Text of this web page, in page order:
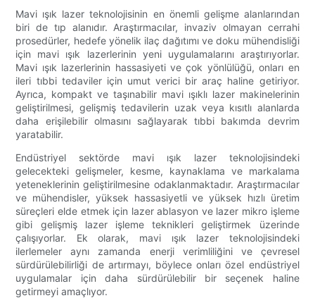
Mavi ışık lazer teknolojisinin en önemli gelişme alanlarından
biri de tıp alanıdır. Araştırmacılar, invaziv olmayan cerrahi
prosedürler, hedefe yönelik ilaç dağıtımı ve doku mühendisliği
için mavi ışık lazerlerinin yeni uygulamalarını araştırıyorlar.
Mavi ışık lazerlerinin hassasiyeti ve çok yönlülüğü, onları en
ileri tıbbi tedaviler için umut verici bir araç haline getiriyor.
Ayrıca, kompakt ve taşınabilir mavi ışıklı lazer makinelerinin
geliştirilmesi, gelişmiş tedavilerin uzak veya kısıtlı alanlarda
daha erişilebilir olmasını sağlayarak tıbbi bakımda devrim
yaratabilir.
Endüstriyel sektörde mavi ışık lazer teknolojisindeki
gelecekteki gelişmeler, kesme, kaynaklama ve markalama
yeteneklerinin geliştirilmesine odaklanmaktadır. Araştırmacılar
ve mühendisler, yüksek hassasiyetli ve yüksek hızlı üretim
süreçleri elde etmek için lazer ablasyon ve lazer mikro işleme
gibi gelişmiş lazer işleme teknikleri geliştirmek üzerinde
çalışıyorlar. Ek olarak, mavi ışık lazer teknolojisindeki
ilerlemeler aynı zamanda enerji verimliliğini ve çevresel
sürdürülebilirliği de artırmayı, böylece onları özel endüstriyel
uygulamalar için daha sürdürülebilir bir seçenek haline
getirmeyi amaçlıyor.